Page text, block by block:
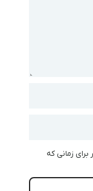
زمانی که